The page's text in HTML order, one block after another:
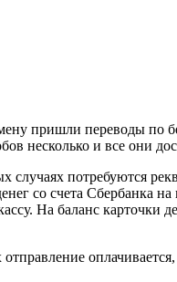
пришли переводы по
несколько и все они
потребуются
со счета Сбербанка
На баланс карточки